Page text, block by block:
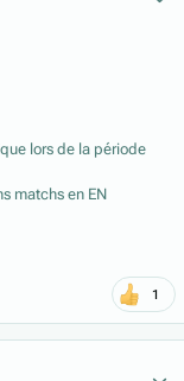
lors de la période
matchs en EN
1